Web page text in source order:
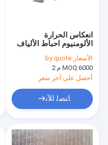
انعكاس الحرارة
الألومنيوم احباط الألياف
الزجاجية القماش العزل
الحراري لاصق للماء
الأسعار:by quote
MOQ:6000 م 2
أحصل على آخر سعر
ﺎﺘﺼﻟ ﺍﻶﻧ